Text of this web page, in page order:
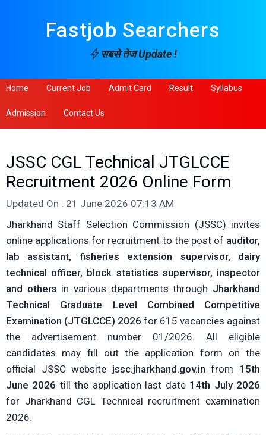
Fastjob Searchers
सबसे तेज Update !
Home Current Job Admit Card Result Syllabus
Admission Contact Us
JSSC CGL Technical JTGLCCE
Recruitment 2026 Online Form
Updated On : 21 June 2026 07:13 AM
Jharkhand Staff Selection Commission (JSSC) invites
online applications for recruitment to the post of auditor,
lab assistant, fisheries extension supervisor, dairy
technical officer, block statistics supervisor, inspector
and others in various departments through Jharkhand
Technical Graduate Level Combined Competitive
Examination (JTGLCCE) 2026 for 615 vacancies against
the advertisement number 01/2026. All eligible
candidates may fill out the application form on the
official JSSC website jssc.jharkhand.gov.in from 15th
June 2026 till the application last date 14th July 2026
for Jharkhand CGL Technical recruitment examination
2026.